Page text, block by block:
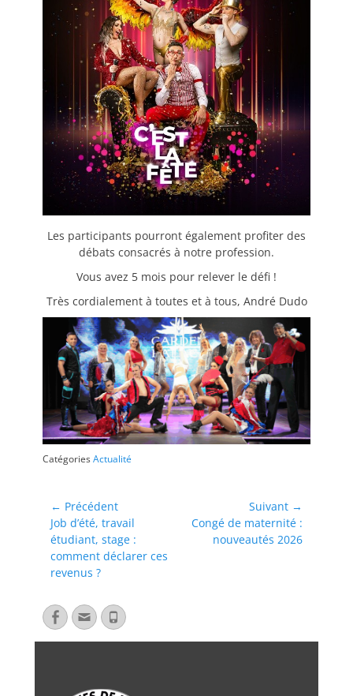
Les participants pourront également profiter des
débats consacrés à notre profession.
Vous avez 5 mois pour relever le défi !
Très cordialement à toutes et à tous, André Dudo
CatégoriesActualité
← Précédent
Job d’été, travail
étudiant, stage :
comment déclarer ces
revenus ?
Suivant →
Congé de maternité :
nouveautés 2026